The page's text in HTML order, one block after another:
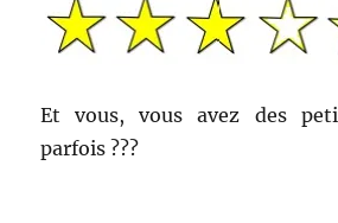
Et vous, vous avez des
parfois ???